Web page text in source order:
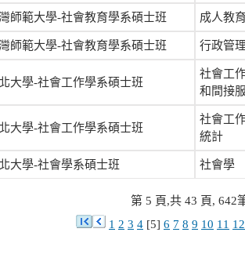
師範大學-社會教育學系碩士班 成人教
師範大學-社會教育學系碩士班 行政管
大學-社會工作學系碩士班
社會工
和間接
大學-社會工作學系碩士班
社會工
統計
大學-社會學系碩士班 社會學
第 5 頁,共 43 頁, 642
1 2 3 4 [5] 6 7 8 9 10 11 12